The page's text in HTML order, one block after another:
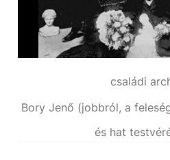
családi
Bory Jenő (jobbról, a
és hat